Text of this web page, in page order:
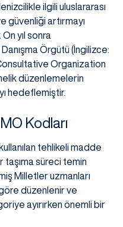
ilgili uluslararası
güvenliği artırmayı
yıl sonra
Örgütü (İngilizce:
Organization
düzenlemelerin
hedeflemiştir.
Kodları
tehlikeli madde
taşıma süreci temin
Milletler uzmanları
düzenlenir ve
ayırırken önemli bir